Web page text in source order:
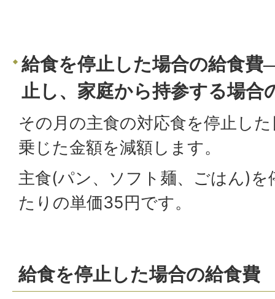
給食を停止した場合の給食
止し、家庭から持参する場合
その月の主食の対応食を停止し
乗じた金額を減額します。
主食(パン、ソフト麺、ごはん)を
たりの単価35円です。
給食を停止した場合の給食費